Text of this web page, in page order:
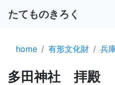
たてものきろく
home 有形文化財 兵
多田神社 拝殿